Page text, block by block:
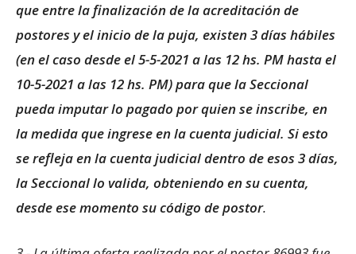
que entre la finalización de la acreditación de
postores y el inicio de la puja, existen 3 días hábiles
(en el caso desde el 5-5-2021 a las 12 hs. PM hasta el
10-5-2021 a las 12 hs. PM) para que la Seccional
pueda imputar lo pagado por quien se inscribe, en
la medida que ingrese en la cuenta judicial. Si esto
se refleja en la cuenta judicial dentro de esos 3 días,
la Seccional lo valida, obteniendo en su cuenta,
desde ese momento su código de postor.